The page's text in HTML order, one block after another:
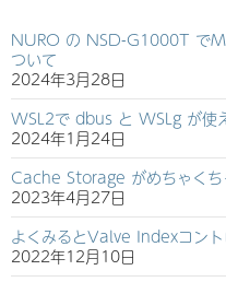
NURO の NSD-G1000T で
ついて
2024年3月28日
WSL2で dbus と WSLg が使
2024年1月24日
Cache Storage がめちゃくち
2023年4月27日
よくみるとValve Indexコン
2022年12月10日